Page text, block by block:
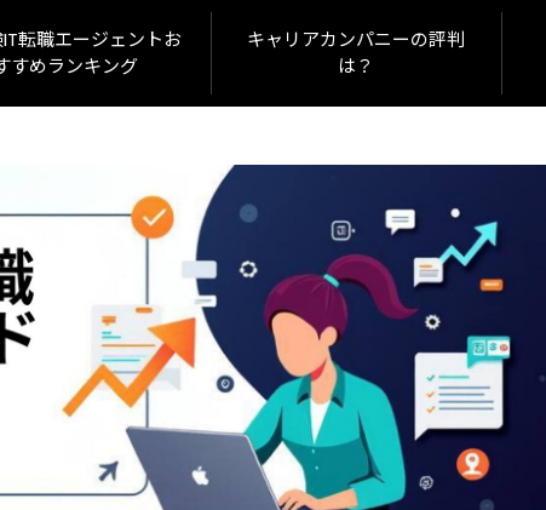
転職エージェントお
すめランキング
キャリアカンパニーの評判
は？